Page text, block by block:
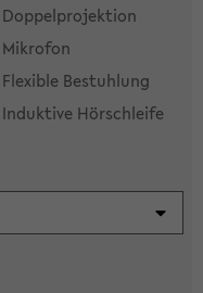
Doppelprojektion
Mikrofon
Flexible Bestuhlung
Induktive Hörschleife